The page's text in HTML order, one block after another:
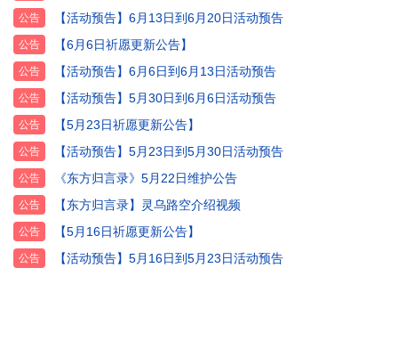
公告 【活动预告】6月13日到6月20日活动预告
公告 【6月6日祈愿更新公告】
公告 【活动预告】6月6日到6月13日活动预告
公告 【活动预告】5月30日到6月6日活动预告
公告 【5月23日祈愿更新公告】
公告 【活动预告】5月23日到5月30日活动预告
公告 《东方归言录》5月22日维护公告
公告 【东方归言录】灵乌路空介绍视频
公告 【5月16日祈愿更新公告】
公告 【活动预告】5月16日到5月23日活动预告